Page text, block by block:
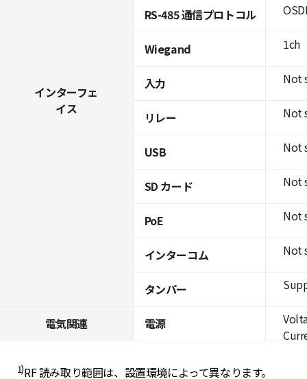
インターフェ
イス
RS-485 通信プロトコル
Wiegand
入力
リレー
USB
SD カード
PoE
インターコム
タンパー
電気関連 電源
1ch
Not
Not
Not
Not
Not
Not
1)RF 読み取り範囲は、設置環境によって異なります。